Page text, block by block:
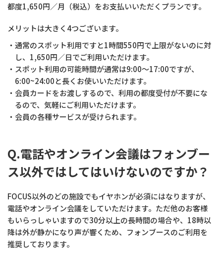
都度1,650円／月（税込）をお支払いいただくプランです。
メリットは大きく4つございます。
・通常のスポット利用ですと1時間550円で上限がないのに対
し、1,650円／日でご利用いただけます。
・スポット利用の可能時間が通常は9:00〜17:00ですが、
6:00~24:00と長くお使いいただけます。
・会員カードをお渡しするので、利用の都度受付が不要にな
るので、気軽にご利用いただけます。
・会員の各種サービスが受けられます。
Q.電話やオンライン会議はフォンブー
ス以外ではしてはいけないのですか？
FOCUS以外のどの施設でもイヤホンが必須にはなりますが、
電話やオンライン会議をしていただけます。ただ他のお客様
もいらっしゃいますので30分以上の長時間の場合や、18時以
降は外が静かになり声が響くため、フォンブースのご利用を
推奨しております。